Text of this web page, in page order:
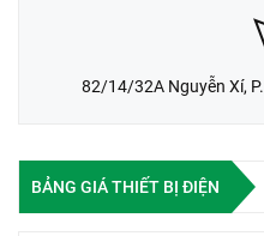
82/14/32A Nguyễn Xí,
BẢNG GIÁ THIẾT BỊ ĐIỆN